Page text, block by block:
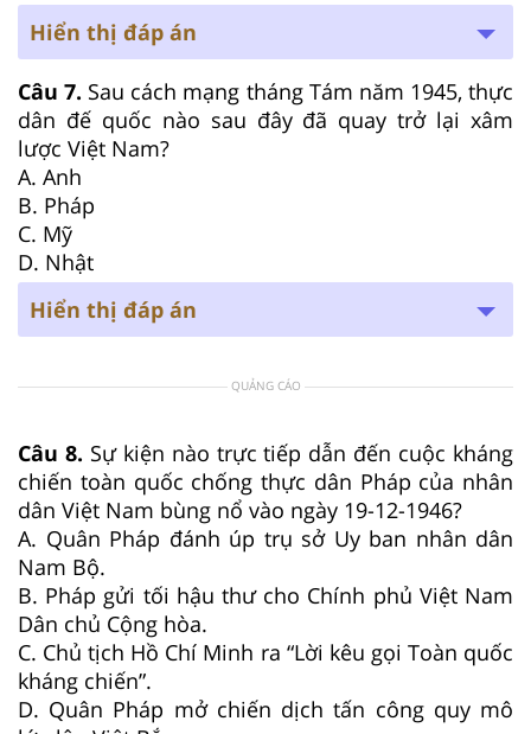
Hiển thị đáp án
Câu 7. Sau cách mạng tháng Tám năm 1945, thực
dân đế quốc nào sau đây đã quay trở lại xâm
lược Việt Nam?
A. Anh
B. Pháp
C. Mỹ
D. Nhật
Hiển thị đáp án
QUẢNG CÁO
Câu 8. Sự kiện nào trực tiếp dẫn đến cuộc kháng
chiến toàn quốc chống thực dân Pháp của nhân
dân Việt Nam bùng nổ vào ngày 19-12-1946?
A. Quân Pháp đánh úp trụ sở Uy ban nhân dân
Nam Bộ.
B. Pháp gửi tối hậu thư cho Chính phủ Việt Nam
Dân chủ Cộng hòa.
C. Chủ tịch Hồ Chí Minh ra “Lời kêu gọi Toàn quốc
kháng chiến”.
D. Quân Pháp mở chiến dịch tấn công quy mô